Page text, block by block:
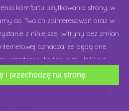
komfortu użytkowania strony, w
do Twoich zainteresowań oraz w
z niniejszej witryny bez zmian
oznacza, że będą one
urządzeniu końcowym. Jeśli nie
plików cookies przez niniejsze
dokonać zmiany "ustawień cookies",
i przechodzę na stronę